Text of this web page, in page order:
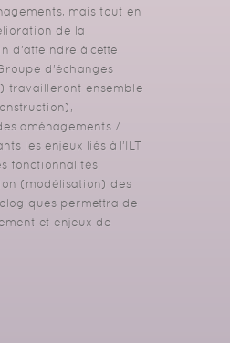
mais tout en
de la
d’atteindre à cette
d’échanges
travailleront ensemble
aménagements /
les enjeux liés à l’ILT
fonctionnalités
(modélisation) des
permettra de
et enjeux de